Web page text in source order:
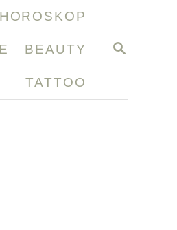
S
HOROSKOP
BEAUTY
TATTOO